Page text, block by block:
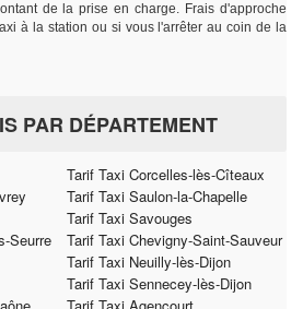
de la prise en charge. Frais d'approche
à la station ou si vous l'arrêter au coin de la
PAR DÉPARTEMENT
Tarif Taxi Corcelles-lès-Cîteaux
Tarif Taxi Saulon-la-Chapelle
Tarif Taxi Savouges
Seurre
Tarif Taxi Chevigny-Saint-Sauveur
Tarif Taxi Neuilly-lès-Dijon
Tarif Taxi Sennecey-lès-Dijon